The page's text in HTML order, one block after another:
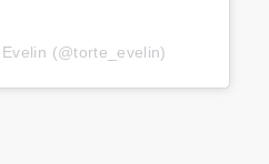
(@torte_evelin)